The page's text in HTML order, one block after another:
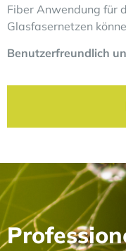
Fiber Anwendung für
Glasfasernetzen
Benutzerfreundlich